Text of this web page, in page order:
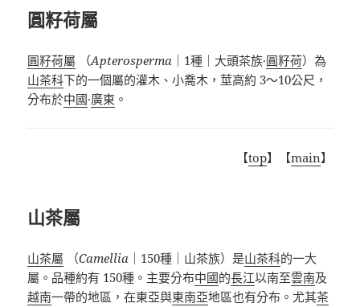
圓籽荷屬
圓籽荷屬 （Apterosperma 1種｜大頭茶族·圓籽荷）為
山茶科下的一個屬的灌木、小喬木，莖高約 3～10公尺，
分布於中國·廣東 。
【top】【main】
山茶屬
山茶屬 （Camellia 150種｜山茶族）是山茶科的一大
屬。品種約有 150種。主要分布中國的長江以南至雲南及
越南一帶的地區，在東亞與東南亞地區也有分布。尤其茶